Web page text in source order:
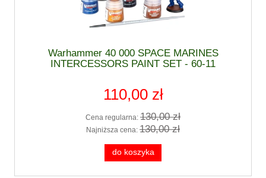
Warhammer 40 000 SPACE MARINES
INTERCESSORS PAINT SET - 60-11
110,00 zł
Cena regularna: 130,00 zł
Najniższa cena: 130,00 zł
do koszyka